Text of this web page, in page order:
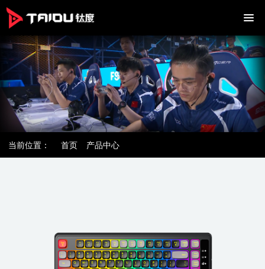
当前位置： 首页 产品中心